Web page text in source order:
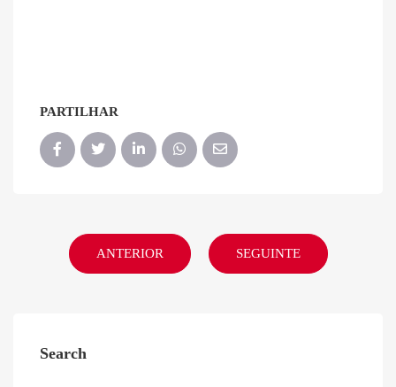
PARTILHAR
ANTERIOR SEGUINTE
Search